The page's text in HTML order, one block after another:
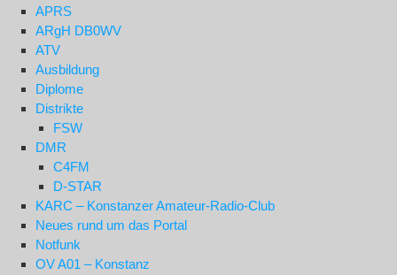
APRS
ARgH DB0WV
ATV
Ausbildung
Diplome
Distrikte
FSW
DMR
C4FM
D-STAR
KARC – Konstanzer Amateur-Radio-Club
Neues rund um das Portal
Notfunk
OV A01 – Konstanz